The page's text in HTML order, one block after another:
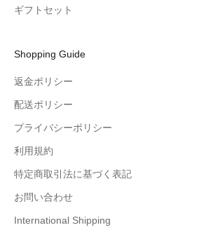
ギフトセット
Shopping Guide
返金ポリシー
配送ポリシー
プライバシーポリシー
利用規約
特定商取引法に基づく表記
お問い合わせ
International Shipping